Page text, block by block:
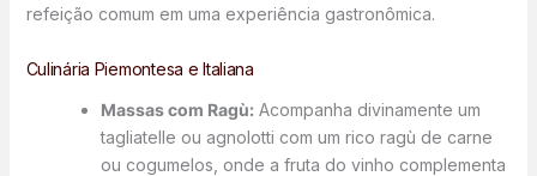
refeição comum em uma experiência gastronômica.
Culinária Piemontesa e Italiana
Massas com Ragù:Acompanha divinamente um
tagliatelle ou agnolotti com um rico ragù de carne
ou cogumelos, onde a fruta do vinho complementa